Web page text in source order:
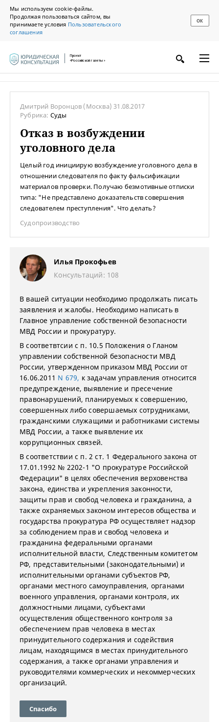
Мы используем cookie-файлы.
Продолжая пользоваться сайтом, вы
принимаете условия Пользовательского
соглашения
ОК
Проект
«Российской газеты»
Дмитрий Воронцов (Москва)31.08.2017
Рубрика: Суды
Отказ в возбуждении
уголовного дела
Целый год инициирую возбуждение уголовного дела в
отношении следователя по факту фальсификации
материалов проверки. Получаю безмотивные отписки
типа: "Не представлено доказательств совершения
следователем преступления". Что делать?
Судопроизводство
Илья Прокофьев
Консультаций: 108
В вашей ситуации необходимо продолжать писать
заявления и жалобы. Необходимо написать в
Главное управление собственной безопасности
МВД России и прокуратуру.
В соответвтсии с п. 10.5 Положения о Гланом
управлении собственной безопасности МВД
России, утвержденном приказом МВД России от
16.06.2011 N 679, к задачам управления относится
предупреждение, выявление и пресечение
правонарушений, планируемых к совершению,
совершенных либо совершаемых сотрудниками,
гражданскими служащими и работниками системы
МВД России, а также выявление их
коррупционных связей.
В соответствии с п. 2 ст. 1 Федерального закона от
17.01.1992 № 2202-1 "О прокуратуре Российской
Федерации" в целях обеспечения верховенства
закона, единства и укрепления законности,
защиты прав и свобод человека и гражданина, а
также охраняемых законом интересов общества и
государства прокуратура РФ осуществляет надзор
за соблюдением прав и свобод человека и
гражданина федеральными органами
исполнительной власти, Следственным комитетом
РФ, представительными (законодательными) и
исполнительными органами субъектов РФ,
органами местного самоуправления, органами
военного управления, органами контроля, их
должностными лицами, субъектами
осуществления общественного контроля за
обеспечением прав человека в местах
принудительного содержания и содействия
лицам, находящимся в местах принудительного
содержания, а также органами управления и
руководителями коммерческих и некоммерческих
организаций.
Спасибо